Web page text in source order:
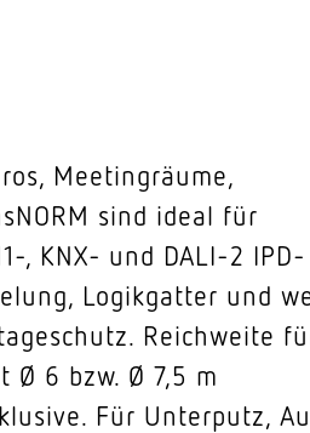
Meetingräume,
sind ideal für
, KNX- und DALI-2 IPD-
Logikgatter und
Reichweite
Ø 6 bzw. Ø 7,5 m
Für Unterputz,